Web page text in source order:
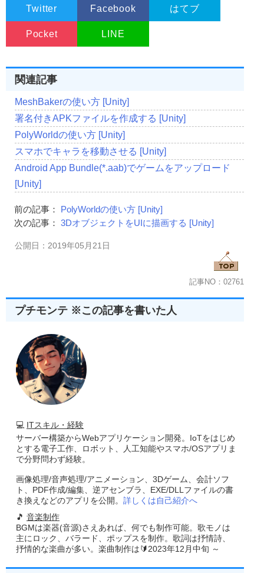
Twitter Facebook はてブ
Pocket LINE
関連記事
MeshBakerの使い方 [Unity]
署名付きAPKファイルを作成する [Unity]
PolyWorldの使い方 [Unity]
スマホでキャラを移動させる [Unity]
Android App Bundle(*.aab)でゲームをアップロード
[Unity]
前の記事：
PolyWorldの使い方 [Unity]
次の記事： 3DオブジェクトをUIに描画する [Unity]
公開日：2019年05月21日
記事NO：02761
プチモンテ ※この記事を書いた人
💻 ITスキル・経験
サーバー構築からWebアプリケーション開発。IoTをはじめ
とする電子工作、ロボット、人工知能やスマホ/OSアプリま
で分野問わず経験。
画像処理/音声処理/アニメーション、3Dゲーム、会計ソフ
ト、PDF作成/編集、逆アセンブラ、EXE/DLLファイルの書
き換えなどのアプリを公開。 詳しくは自己紹介へ
🎵 音楽制作
BGMは楽器(音源)さえあれば、何でも制作可能。歌モノは
主にロック、バラード、ポップスを制作。歌詞は抒情詩、
抒情的な楽曲が多い。楽曲制作は🔰2023年12月中旬 ～